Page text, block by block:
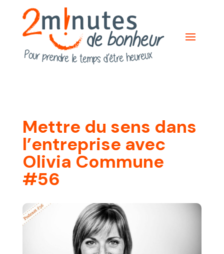
Mettre du sens dans
l’entreprise avec
Olivia Commune
#56